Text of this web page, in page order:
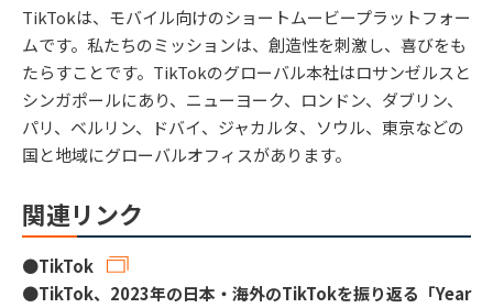
TikTokは、モバイル向けのショートムービープラットフォー
ムです。私たちのミッションは、創造性を刺激し、喜びをも
たらすことです。TikTokのグローバル本社はロサンゼルスと
シンガポールにあり、ニューヨーク、ロンドン、ダブリン、
パリ、ベルリン、ドバイ、ジャカルタ、ソウル、東京などの
国と地域にグローバルオフィスがあります。
関連リンク
●TikTok
●TikTok、2023年の日本・海外のTikTokを振り返る「Year